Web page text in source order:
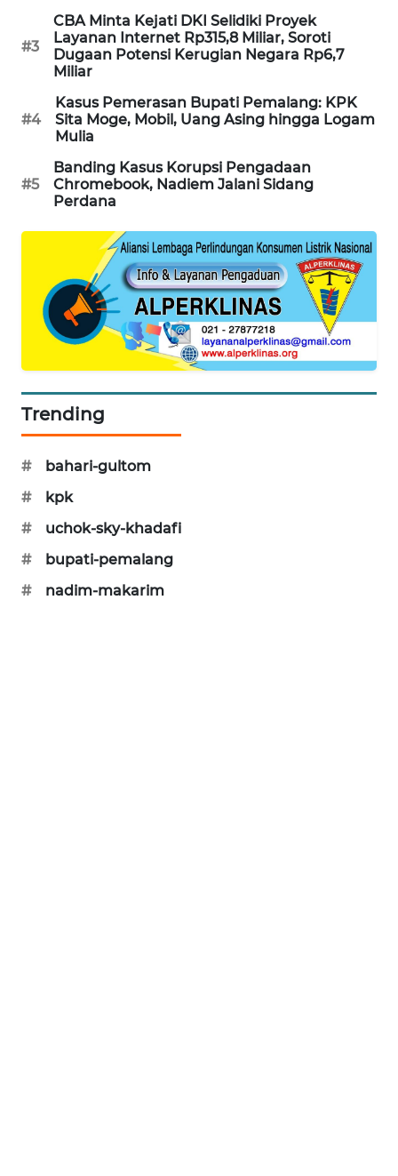
#3
CBA Minta Kejati DKI Selidiki Proyek
Layanan Internet Rp315,8 Miliar, Soroti
Dugaan Potensi Kerugian Negara Rp6,7
Miliar
#4
Kasus Pemerasan Bupati Pemalang: KPK
Sita Moge, Mobil, Uang Asing hingga Logam
Mulia
#5
Banding Kasus Korupsi Pengadaan
Chromebook, Nadiem Jalani Sidang
Perdana
Trending
#
bahari-gultom
#
kpk
#
uchok-sky-khadafi
#
bupati-pemalang
#
nadim-makarim
MAWAKA
ID
MARTABAT
NET
PLN
WATCH
MKLI
LKKI
KOPEKLIN
PORTAL
KONSUMEN
FORWAMKI
ALPERKLINAS
FORJASIDA